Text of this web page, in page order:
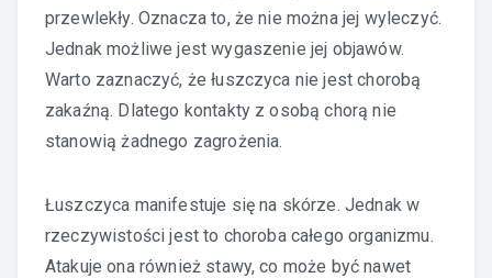
przewlekły. Oznacza to, że nie można jej wyleczyć.
Jednak możliwe jest wygaszenie jej objawów.
Warto zaznaczyć, że łuszczyca nie jest chorobą
zakaźną. Dlatego kontakty z osobą chorą nie
stanowią żadnego zagrożenia.
Łuszczyca manifestuje się na skórze. Jednak w
rzeczywistości jest to choroba całego organizmu.
Atakuje ona również stawy, co może być nawet